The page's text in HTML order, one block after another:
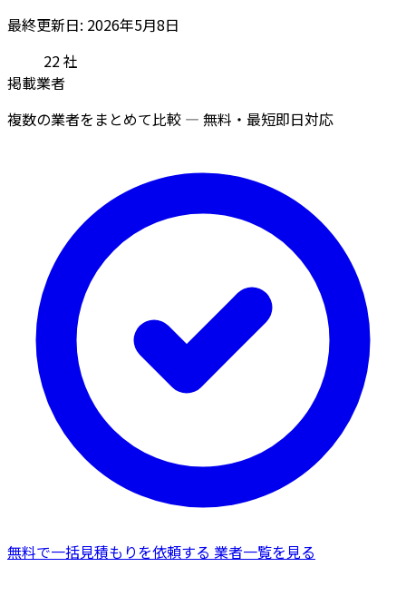
最終更新日: 2026年5月8日
22社
掲載業者
複数の業者をまとめて比較 — 無料・最短即日対応
無料で一括見積もりを依頼する 業者一覧を見る